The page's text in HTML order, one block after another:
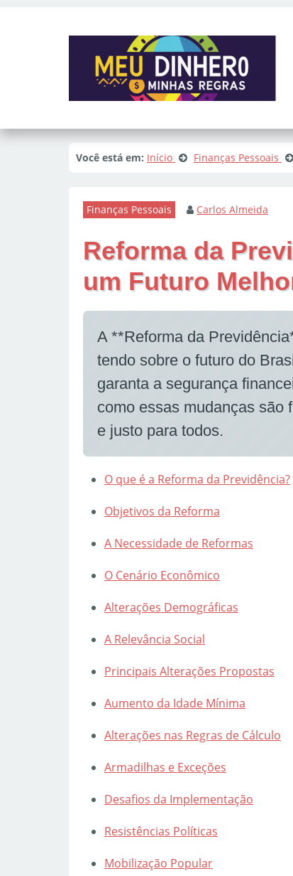
Você está em: Início Finanças Pessoais
Finanças Pessoais Carlos Almeida
Reforma da
um Futuro
A **Reforma da
tendo sobre o futuro do
garanta a segurança
como essas mudanças são
e justo para todos.
O que é a Reforma da Previdência?
Objetivos da Reforma
A Necessidade de Reformas
O Cenário Econômico
Alterações Demográficas
A Relevância Social
Principais Alterações Propostas
Aumento da Idade Mínima
Alterações nas Regras de Cálculo
Armadilhas e Exceções
Desafios da Implementação
Resistências Políticas
Mobilização Popular